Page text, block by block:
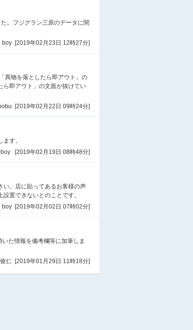
遊島根県民会館 無料エリア
菅田公園
食 島根物産観光館・松江名
島根県市町村振興セ
文書センター・竹島資料室)
会 食松江テルサ
ソフトバンク黒田（島根）
店スズキアリーナ黒田（島根）
山陰合同銀行法吉出張所
山陰合同銀行本店営業部
。フジグラン三原のデータに関
boy [2019年02月23日 12時27分]
異物を落としたら即アウト」の
即アウト」の文面が抜けてい
[2019年02月22日 09時24分]
す。
[2019年02月19日 08時48分]
い。店に貼ってあるお客様の声
置できないとのことです。
boy [2019年02月02日 07時02分]
た情報を備考欄等に加筆しま
仁 [2019年01月29日 11時18分]